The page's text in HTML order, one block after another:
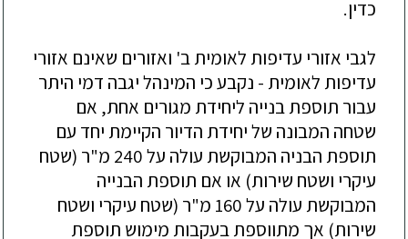
כדין.
לגבי אזורי עדיפות לאומית ב' ואזורים שאינם אזורי
עדיפות לאומית - נקבע כי המינהל יגבה דמי היתר
עבור תוספת בנייה ליחידת מגורים אחת, אם
שטחה המבונה של יחידת הדיור הקיימת יחד עם
תוספת הבניה המבוקשת עולה על 240 מ"ר (שטח
עיקרי ושטח שירות) או אם תוספת הבנייה
המבוקשת עולה על 160 מ"ר (שטח עיקרי ושטח
שירות) אך מתווספת בעקבות מימוש תוספת